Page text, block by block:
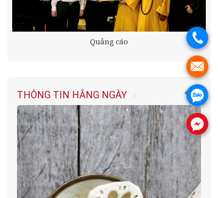
Quảng cáo
THÔNG TIN HẰNG NGÀY
.
.
.
.